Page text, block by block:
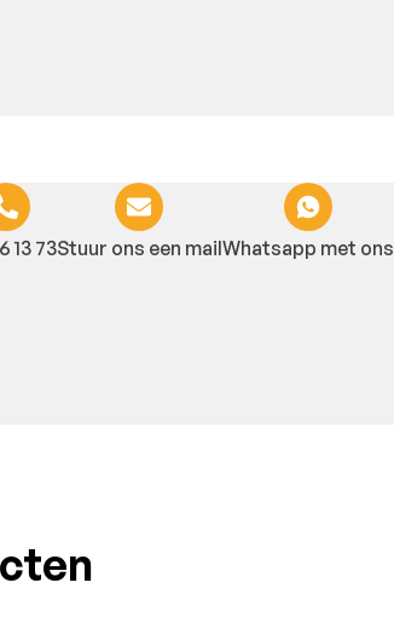
13 73Stuur ons een mailWhatsapp met ons